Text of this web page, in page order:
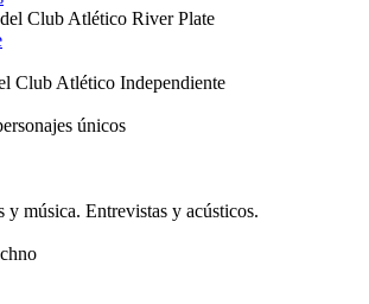
Club Atlético River Plate
Club Atlético Independiente
únicos
y música. Entrevistas y acústicos.